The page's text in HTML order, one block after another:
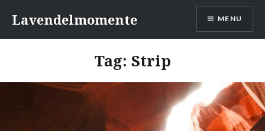
content
Lavendelmomente MENU
Tag: Strip